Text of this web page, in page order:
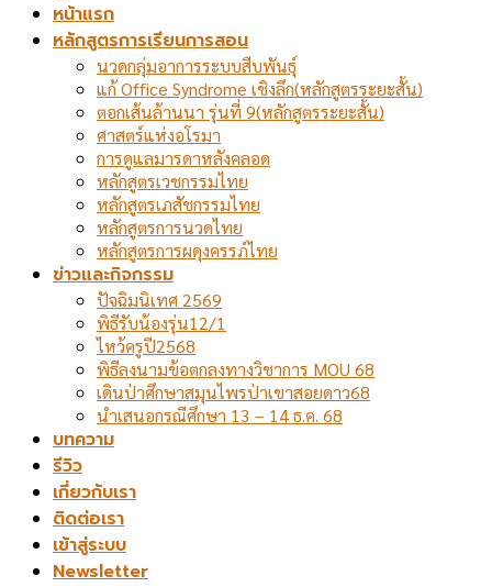
หน้าแรก
หลักสูตรการเรียนการสอน
นวดกลุ่มอาการระบบสืบพันธุ์
แก้ Office Syndrome เชิงลึก(หลักสูตรระยะสั้น)
ตอกเส้นล้านนา รุ่นที่ 9(หลักสูตรระยะสั้น)
ศาสตร์แห่งอโรมา
การดูแลมารดาหลังคลอด
หลักสูตรเวชกรรมไทย
หลักสูตรเภสัชกรรมไทย
หลักสูตรการนวดไทย
หลักสูตรการผดุงครรภ์ไทย
ข่าวและกิจกรรม
ปัจฉิมนิเทศ 2569
พิธีรับน้องรุ่น12/1
ไหว้ครูปี2568
พิธีลงนามข้อตกลงทางวิชาการ MOU 68
เดินป่าศึกษาสมุนไพรป่าเขาสอยดาว68
นำเสนอกรณีศึกษา 13 – 14 ธ.ค. 68
บทความ
รีวิว
เกี่ยวกับเรา
ติดต่อเรา
เข้าสู่ระบบ
Newsletter